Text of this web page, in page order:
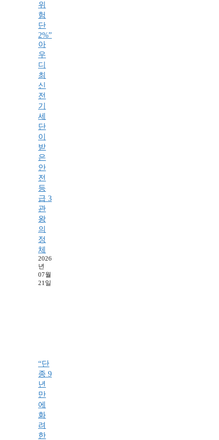
위
험
단
2%”
아
우
디
최
신
전
기
세
단
이
받
은
안
전
등
급 3
관
왕
의
정
체
2026
년
07월
21일
“단
종 9
년
만
에
화
려
한